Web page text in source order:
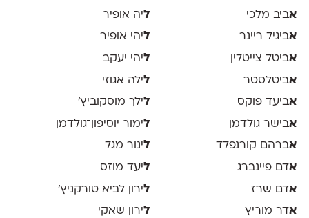
אביב מלכי
אביגיל ריינר
אביטל צייטלין
אביטלסטר
אביעד פוקס
אבישר גולדמן
אברהם קורנפלד
אדם פיינברג
אדם שרז
אדר מוריץ
ליה אופיר
ליהי אופיר
ליהי יעקב
לילה אגוזי
לילך מוסקוביץ'
לימור יוסיפון־גולדמן
לינור מגל
ליעד מוזס
לירון לביא טורקניץ׳
לירון שאקי